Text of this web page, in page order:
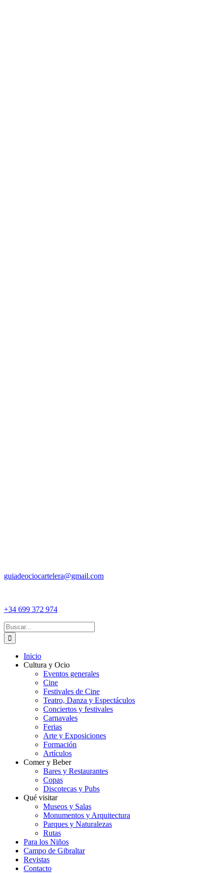
guiadeociocartelera@gmail.com
+34 699 372 974
Buscar:
Inicio
Cultura y Ocio
Eventos generales
Cine
Festivales de Cine
Teatro, Danza y Espectáculos
Conciertos y festivales
Carnavales
Ferias
Arte y Exposiciones
Formación
Artículos
Comer y Beber
Bares y Restaurantes
Copas
Discotecas y Pubs
Qué visitar
Museos y Salas
Monumentos y Arquitectura
Parques y Naturalezas
Rutas
Para los Niños
Campo de Gibraltar
Revistas
Contacto